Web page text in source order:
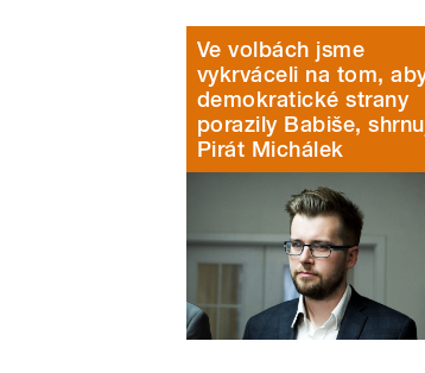
Ve volbách jsme
vykrváceli na tom,
demokratické strany
porazily Babiše,
Pirát Michálek